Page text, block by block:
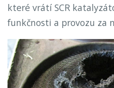
které vrátí SCR
funkčnosti a provozu za